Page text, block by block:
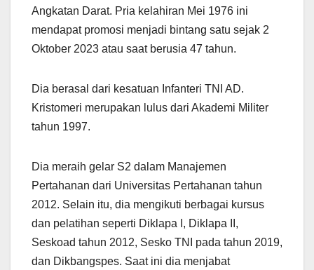
Angkatan Darat. Pria kelahiran Mei 1976 ini
mendapat promosi menjadi bintang satu sejak 2
Oktober 2023 atau saat berusia 47 tahun.
Dia berasal dari kesatuan Infanteri TNI AD.
Kristomeri merupakan lulus dari Akademi Militer
tahun 1997.
Dia meraih gelar S2 dalam Manajemen
Pertahanan dari Universitas Pertahanan tahun
2012. Selain itu, dia mengikuti berbagai kursus
dan pelatihan seperti Diklapa I, Diklapa II,
Seskoad tahun 2012, Sesko TNI pada tahun 2019,
dan Dikbangspes. Saat ini dia menjabat